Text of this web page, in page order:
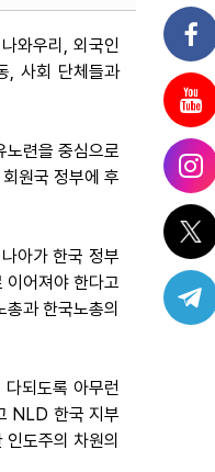
와우리, 외국인
, 사회 단체들과
노련을 중심으로
원국 정부에 후
아가 한국 정부
이어져야 한다고
과 한국노총의
되도록 아무런
NLD 한국 지부
도주의 차원의